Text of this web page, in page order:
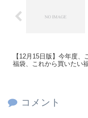
【12月15日版】今年度、
福袋、これから買いたい
コメント